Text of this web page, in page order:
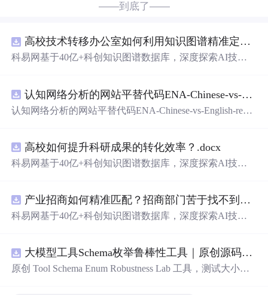
——到底了——
高校技术转移办公室如何利用知识图谱精准定位产业需求与技术适配点？.docx
科易网基于40亿+科创知识图谱数据库，深度探索AI技术
新领域的AI+数智化解决方案，推动科技创新与产业创新
智能化发展。
认知网络分析的网站平替代码ENA-Chinese-vs-English-reproducible.zip
认知网络分析的网站平替代码ENA-Chinese-vs-English-repro
高校如何提升科研成果的转化效率？.docx
科易网基于40亿+科创知识图谱数据库，深度探索AI技术
新领域的AI+数智化解决方案，推动科技创新与产业创新
智能化发展。
产业招商如何精准匹配？招商部门苦于找不到符合产业链补链强链方向的目标企业怎么办？.docx
科易网基于40亿+科创知识图谱数据库，深度探索AI技术
新领域的AI+数智化解决方案，推动科技创新与产业创新
智能化发展。
大模型工具Schema枚举鲁棒性工具｜原创源码+测试+离线报告
原创 Tool Schema Enum Robustness Lab 工具，测试大小